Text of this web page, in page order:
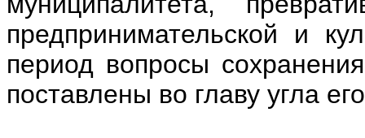
предпринимательской и
период вопросы
поставлены во главу угла